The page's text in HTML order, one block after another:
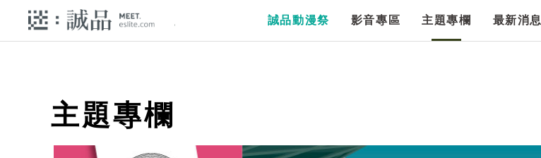
誠品動漫祭 影音專區 主題專欄 最新消息
主題專欄